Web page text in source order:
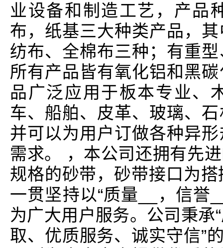
业设备和制造工艺，产品
布，纸基三大种类产品，
纺布、全棉布三种；有重
所有产品皆有氧化铝和黑
品广泛应用于板本专业、
车、船舶、皮革、玻璃、
并可以为用户订做各种异
需求。 ，本公司还拥有先
规格的砂带，砂带接口为
一贯坚持以“质量__，信誉
为广大用户服务。公司秉承
取、优质服务、诚实守信”